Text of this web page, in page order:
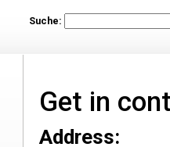
Suche:
Get in
Address: